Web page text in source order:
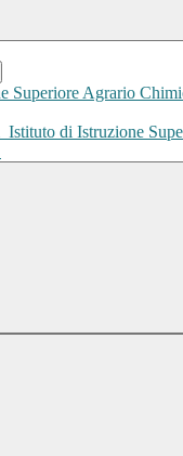
Istituto di Istruzione